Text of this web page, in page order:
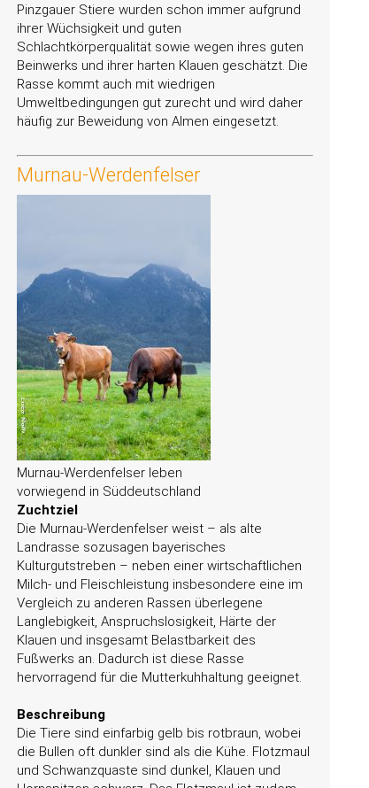
Pinzgauer Stiere wurden schon immer aufgrund
ihrer Wüchsigkeit und guten
Schlachtkörperqualität sowie wegen ihres guten
Beinwerks und ihrer harten Klauen geschätzt. Die
Rasse kommt auch mit wiedrigen
Umweltbedingungen gut zurecht und wird daher
häufig zur Beweidung von Almen eingesetzt.
Murnau-Werdenfelser
Murnau-Werdenfelser leben
vorwiegend in Süddeutschland
Zuchtziel
Die Murnau-Werdenfelser weist – als alte
Landrasse sozusagen bayerisches
Kulturgutstreben – neben einer wirtschaftlichen
Milch- und Fleischleistung insbesondere eine im
Vergleich zu anderen Rassen überlegene
Langlebigkeit, Anspruchslosigkeit, Härte der
Klauen und insgesamt Belastbarkeit des
Fußwerks an. Dadurch ist diese Rasse
hervorragend für die Mutterkuhhaltung geeignet.
Beschreibung
Die Tiere sind einfarbig gelb bis rotbraun, wobei
die Bullen oft dunkler sind als die Kühe. Flotzmaul
und Schwanzquaste sind dunkel, Klauen und